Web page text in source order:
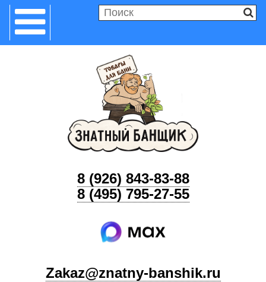
8 (926) 843-83-88
8 (495) 795-27-55
Zakaz@znatny-banshik.ru